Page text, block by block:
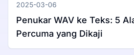
2025-03-06
Penukar WAV ke Teks: 5
Percuma yang Dikaji